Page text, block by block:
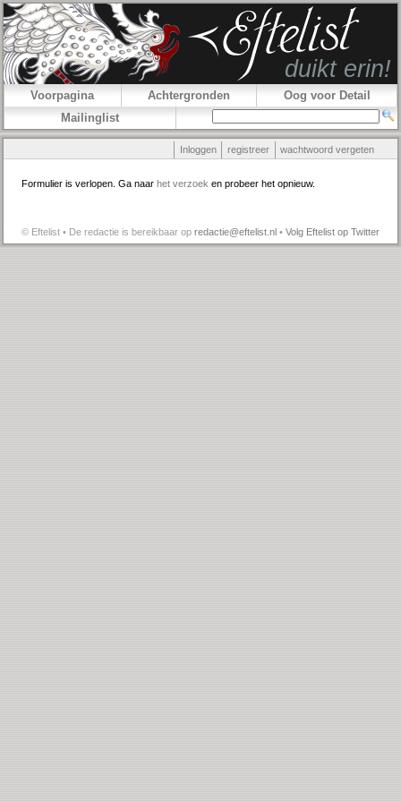
Voorpagina Achtergronden
Oog voor Detail
Mailinglist
Inloggen registreer wachtwoord vergeten
Formulier is verlopen. Ga naar het verzoek en probeer het opnieuw.
© Eftelist • De redactie is bereikbaar op redactie@eftelist.nl • Volg Eftelist op Twitter